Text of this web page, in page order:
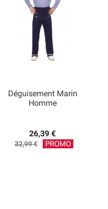
Déguisement Marin
Homme
26,39 €
Prix
32,99 € PROMO